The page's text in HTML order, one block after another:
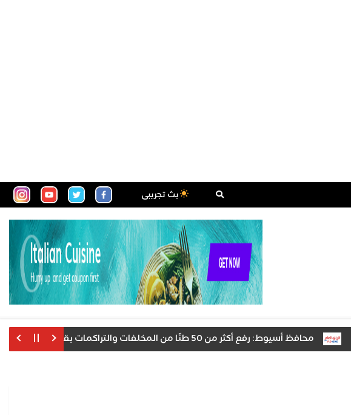
بث تجريبى
محافظ أسيوط: رفع أكثر من 50 طنًا من المخلفات والتراكمات بقرى مركز ساحل سليم ضمن حملات النظافة المكثفة